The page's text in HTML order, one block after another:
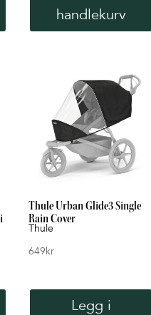
handlekurv
Thule Urban Glide3 Single
Rain Cover
Thule
649kr
Legg i